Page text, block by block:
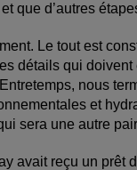
que d’autres
Le tout est
détails qui
nous
et
sera une autre
avait reçu un prêt